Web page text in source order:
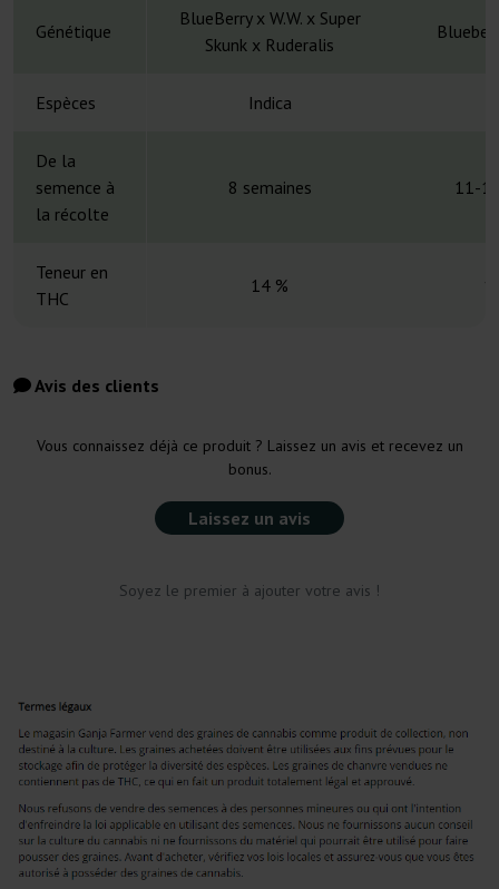
Génétique
BlueBerry x W.W. x Super
Skunk x Ruderalis
Espèces Indica
De la
semence à
la récolte
8 semaines 11-
Teneur en
THC
14 %
Avis des clients
Vous connaissez déjà ce produit ? Laissez un avis et recevez un
bonus.
Laissez un avis
Soyez le premier à ajouter votre avis !